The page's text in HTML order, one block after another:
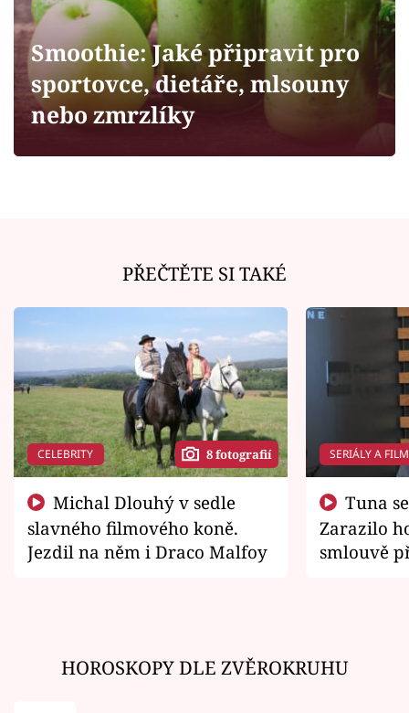
Sledujte prima+
Filmový festival Karlovy Vary
Sledujte nás
Smoothie: Jaké připravit pro
sportovce, dietáře, mlsouny
nebo zmrzlíky
PŘEČTĚTE SI TAKÉ
CELEBRITY 8 fotografií
slavného filmového koně.
Jezdil na něm i Draco Malfoy
SERIÁLY A
Zarazilo
smlouvě
HOROSKOPY DLE ZVĚROKRUHU